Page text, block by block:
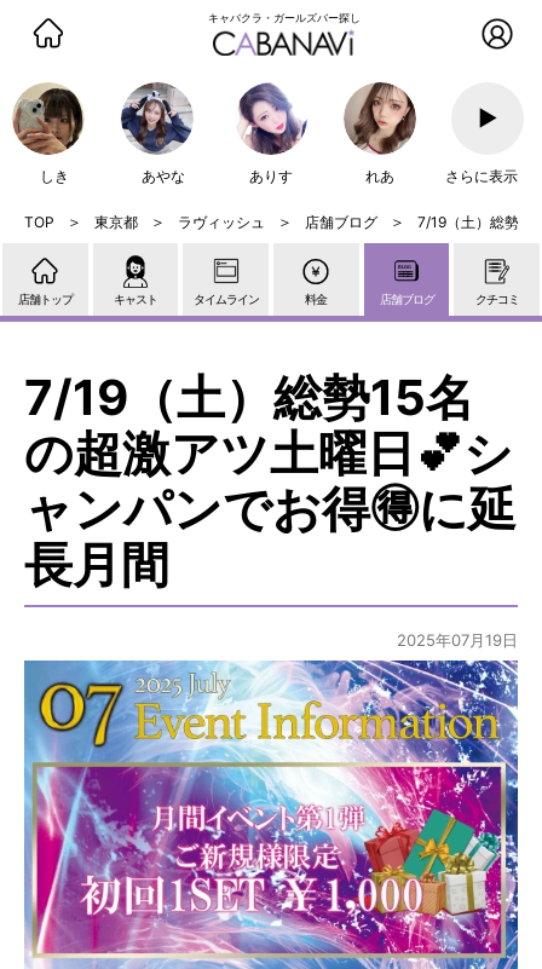
キャバクラ・ガールズバー探し
しき あやな ありす れあ
▶
さらに表示
東京都 ラヴィッシュ 店舗ブログ 7/19（土）総勢15
店舗トップ キャスト タイムライン 料金 店舗ブログ クチコミ
7/19（土）総勢15名
の超激アツ土曜日💕シ
ャンパンでお得🉐に延
長月間
2025年07月19日